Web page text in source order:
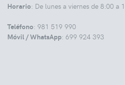
Horario: De lunes a viernes de 8:00 a
Teléfono: 981 519 990
Móvil / WhatsApp: 699 924 393